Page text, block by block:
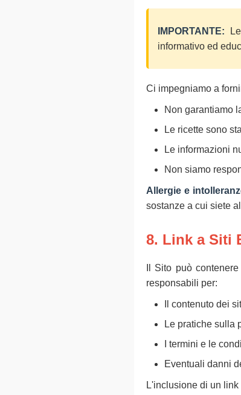
IMPORTANTE:
informativo ed
Ci impegniamo a
Non garantiamo
Le ricette sono
Le informazioni
Non siamo
Allergie e
sostanze a cui siete
8. Link a Siti
Il Sito può
responsabili per:
Il contenuto dei
Le pratiche sulla
I termini e le
Eventuali danni
L'inclusione di un